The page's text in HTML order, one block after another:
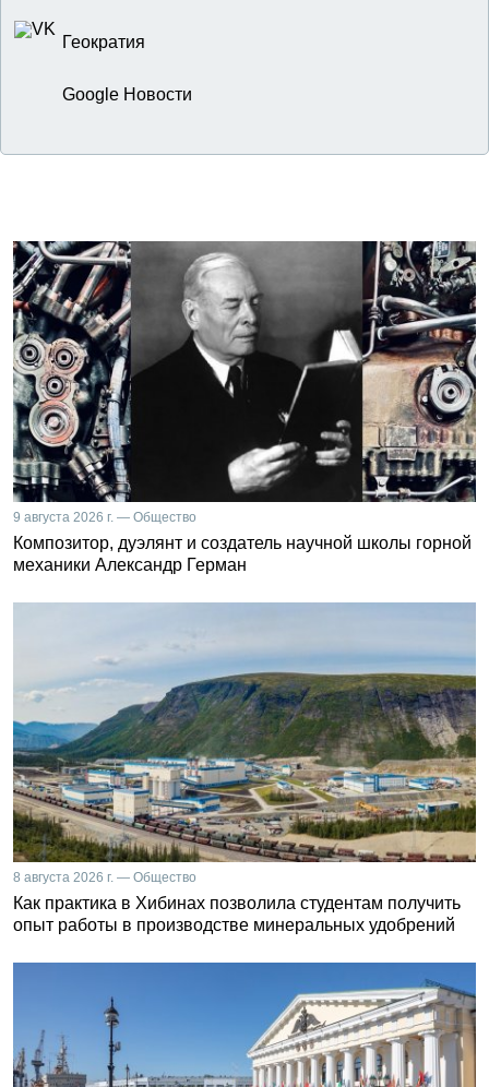
Геократия
Google Новости
9 августа 2026 г. — Общество
Композитор, дуэлянт и создатель научной школы горной
механики Александр Герман
8 августа 2026 г. — Общество
Как практика в Хибинах позволила студентам получить
опыт работы в производстве минеральных удобрений